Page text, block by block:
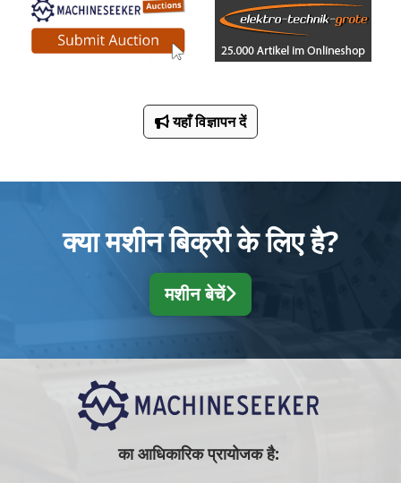
यहाँ विज्ञापन दें
क्या मशीन बिक्री के लिए है?
मशीन बेचें
का आधिकारिक प्रायोजक है: